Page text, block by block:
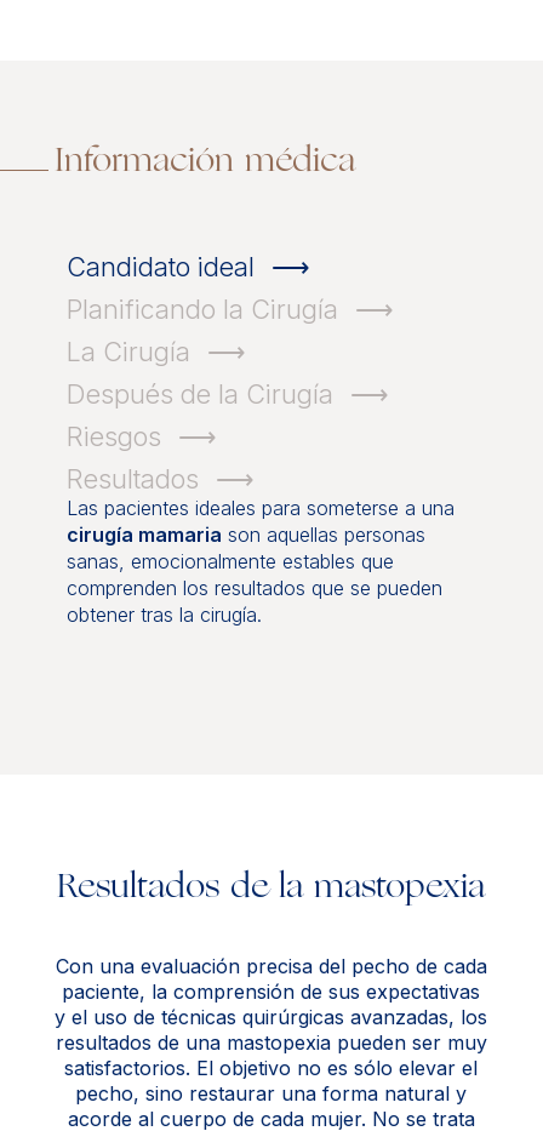
Información médica
Candidato ideal
Planificando la Cirugía
La Cirugía
Después de la Cirugía
Riesgos
Resultados
Las pacientes ideales para someterse a una
cirugía mamaria son aquellas personas
sanas, emocionalmente estables que
comprenden los resultados que se pueden
obtener tras la cirugía.
Resultados de la mastopexia
Con una evaluación precisa del pecho de cada
paciente, la comprensión de sus expectativas
y el uso de técnicas quirúrgicas avanzadas, los
resultados de una mastopexia pueden ser muy
satisfactorios. El objetivo no es sólo elevar el
pecho, sino restaurar una forma natural y
acorde al cuerpo de cada mujer. No se trata